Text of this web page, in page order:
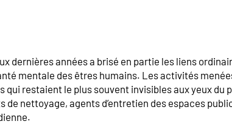
dernières années a brisé en partie les liens
mentale des êtres humains. Les activités
qui restaient le plus souvent invisibles aux yeux du
de nettoyage, agents d’entretien des espaces